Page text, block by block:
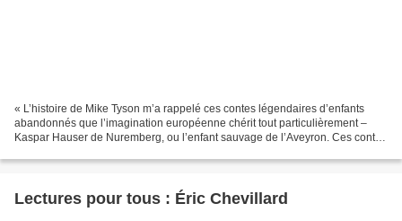
« L’histoire de Mike Tyson m’a rappelé ces contes légendaires d’enfants
abandonnés que l’imagination européenne chérit tout particulièrement –
Kaspar Hauser de Nuremberg, ou l’enfant sauvage de l’Aveyron. Ces contes
Lectures pour tous : Éric Chevillard